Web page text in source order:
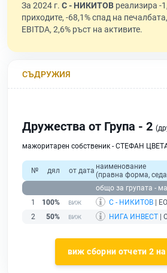
За 2024 г. С - НИКИТОВ реализира -
приходите, -68,1% спад на
EBITDA, 2,6% ръст на активите.
СЪДРУЖИЯ
Дружества от Група - 2
мажоритарен собственик - СТЕФАН
№ дял от дата наименование
(правна форма,
общо за групата -
1
100% С - НИКИТОВ |
2
50% НИГА ИНВЕСТ |
виж сборни отчети 2 на